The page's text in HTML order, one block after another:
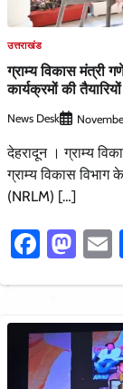
उत्तराखंड
ग्राम्य विकास मंत्री
कार्यक्रमों की
News Desk
देहरादून । ग्राम्य
ग्राम्य विकास विभाग
(NRLM) […]